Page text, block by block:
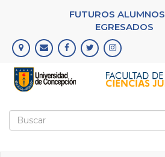
principal
FUTUROS ALUMNOS
EGRESADOS
Formulario